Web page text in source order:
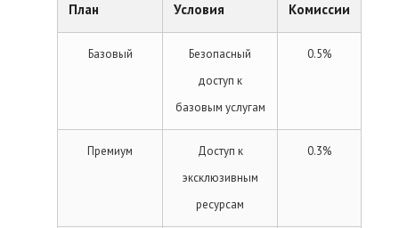
План Условия Комиссии
Базовый
Безопасный
доступ к
базовым услугам
0.5%
Премиум
Доступ к
эксклюзивным
ресурсам
0.3%